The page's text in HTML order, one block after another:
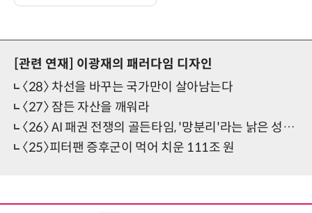
[관련 연재]
이광재의 패러다임 디자인
〈28〉 차선을 바꾸는 국가만이 살아남는다
〈27〉 잠든 자산을 깨워라
〈26〉 AI 패권 전쟁의 골든타임, '망분리'라는 낡은 성벽을 허물고 혁신의 길을 터야
〈25〉피터팬 증후군이 먹어 치운 111조 원